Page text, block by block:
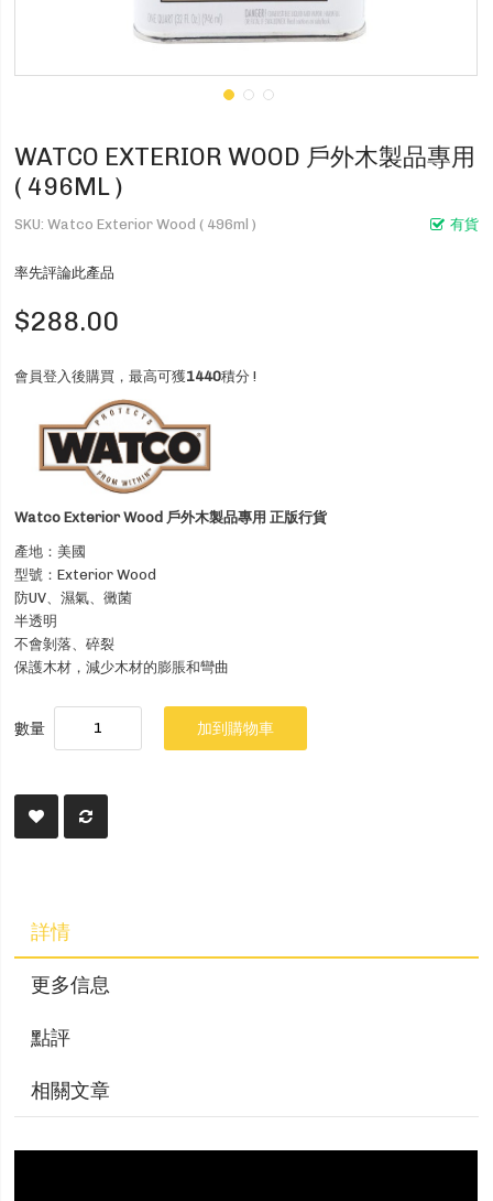
WATCO EXTERIOR WOOD 戶外木製品專用
( 496ML )
有貨
SKU Watco Exterior Wood ( 496ml )
率先評論此產品
$288.00
會員登入後購買，最高可獲1440積分 !
Watco Exterior Wood 戶外木製品專用 正版行貨
產地：美國
型號：Exterior Wood
防UV、濕氣、黴菌
半透明
不會剝落、碎裂
保護木材，減少木材的膨脹和彎曲
數量 加到購物車
詳情
更多信息
點評
相關文章